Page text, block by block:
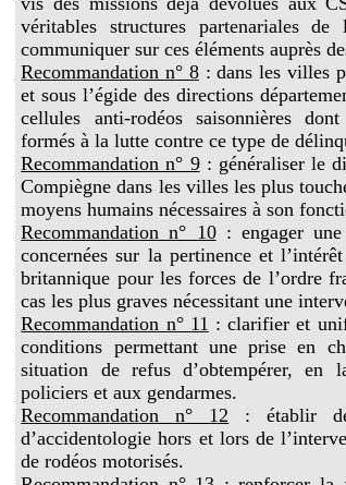
véritables structures partenariales
communiquer sur ces éléments auprès
Recommandation n° 8 : dans les villes
et sous l’égide des directions
cellules anti-rodéos saisonnières
formés à la lutte contre ce type de
Recommandation n° 9 : généraliser le
Compiègne dans les villes les plus
moyens humains nécessaires à son
Recommandation n° 10 : engager
concernées sur la pertinence et
britannique pour les forces de l’ordre
cas les plus graves nécessitant une
Recommandation n° 11 : clarifier et
conditions permettant une prise en
situation de refus d’obtempérer, en
policiers et aux gendarmes.
Recommandation n° 12
: établir
d’accidentologie hors et lors de
de rodéos motorisés.